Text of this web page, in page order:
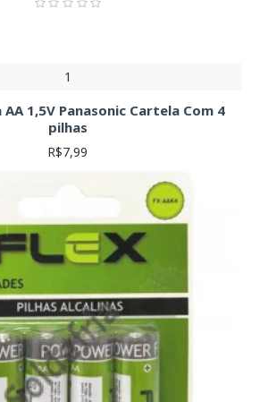
1
AA 1,5V Panasonic Cartela Com 4
pilhas
R$7,99